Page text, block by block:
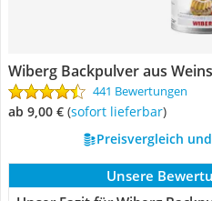
Wiberg Backpulver aus
441 Bewertungen
ab 9,00 € ( Sofort lieferbar)
Preisvergleich
Unsere